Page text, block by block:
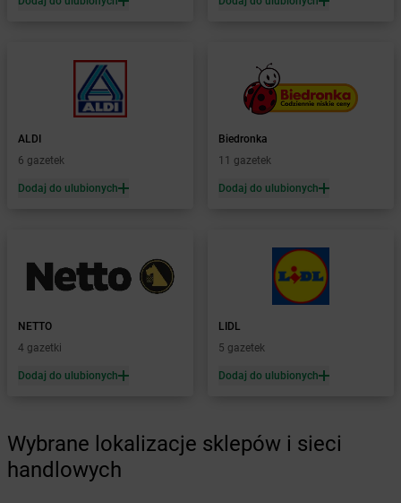
Bodzechów
Bodzentyn
Bogatki
Żabka
Żabka
Bogdaniec
Żabka Boguchwała
Żabka Boguszyce
Żabka Bohater
Żabka Bojszowy
Żabka Bolechowo
Żabka Bolęcin
Żabka
Bolewice
Żabka Bolków
Żabka Bolszewo
ALDI
6 gazetek
Dodaj do ulubionych
Biedronka
11 gazetek
Dodaj do ulubionych
NETTO
4 gazetki
Dodaj do ulubionych
LIDL
5 gazetek
Dodaj do ulubionych
Wybrane lokalizacje sklepów i sieci
handlowych